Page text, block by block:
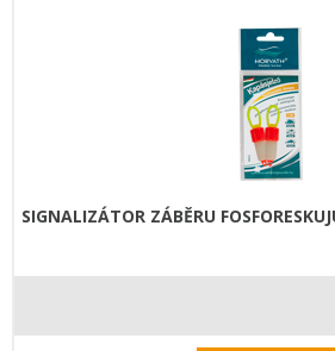
SIGNALIZÁTOR ZÁBĚRU